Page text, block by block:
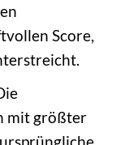
Score,
mit größter